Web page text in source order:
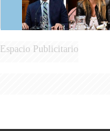
Espacio Publicitario